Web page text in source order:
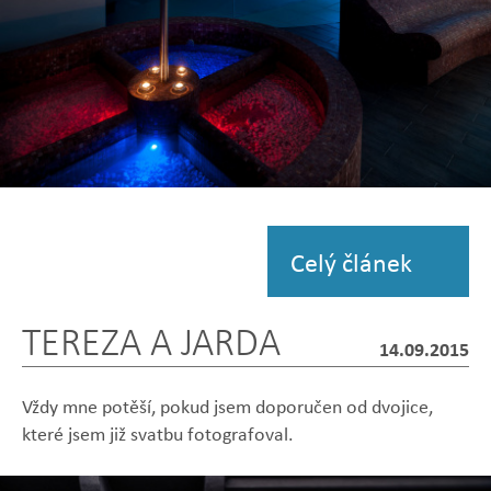
Celý článek
TEREZA A JARDA 14.09.2015
Vždy mne potěší, pokud jsem doporučen od dvojice,
které jsem již svatbu fotografoval.